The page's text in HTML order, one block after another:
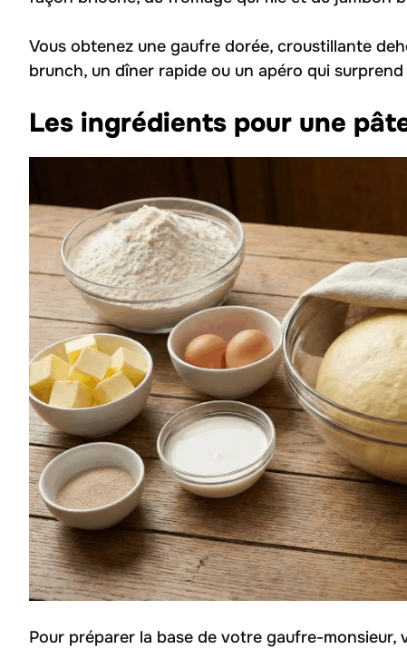
Vous obtenez une gaufre dorée, croustillante
brunch, un dîner rapide ou un apéro qui
Les ingrédients pour une
Pour préparer la base de votre gaufre-monsieur,